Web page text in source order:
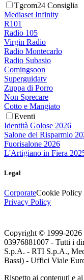
Tgcom24 Consiglia
Mediaset Infinity
R101
Radio 105
Virgin Radio
Radio Montecarlo
Radio Subasio
Comingsoon
Superguidatv
Zuppa di Porro
Non Sprecare
Cotto e Mangiato
Eventi
Identità Golose 2026
Salone del Risparmio
Fuorisalone 2026
L'Artigiano in Fiera
Legal
CorporateCookie Policy
Privacy Policy
Copyright © 1999-2026
03976881007 - Tutti i
S.p.A. - RTI S.p.A.,
Bassi) - Uffici Viale
Rispetto ai contenuti e